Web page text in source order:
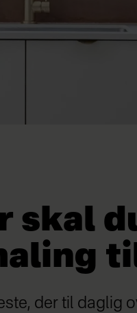
skal
der til daglig